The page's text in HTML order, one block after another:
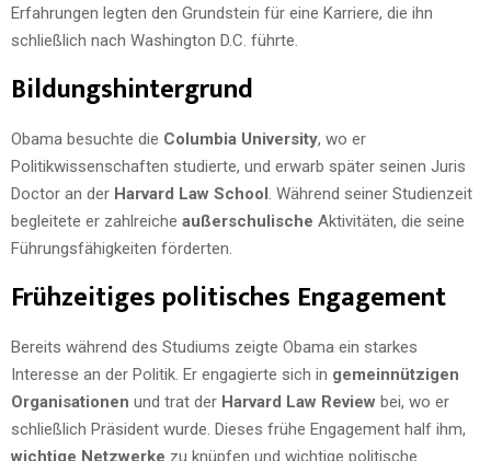
Erfahrungen legten den Grundstein für eine Karriere, die ihn
schließlich nach Washington D.C. führte.
Bildungshintergrund
Obama besuchte die Columbia University, wo er
Politikwissenschaften studierte, und erwarb später seinen Juris
Doctor an der Harvard Law School . Während seiner Studienzeit
begleitete er zahlreiche außerschulische Aktivitäten, die seine
Führungsfähigkeiten förderten.
Frühzeitiges politisches Engagement
Bereits während des Studiums zeigte Obama ein starkes
Interesse an der Politik. Er engagierte sich in gemeinnützigen
Organisationen und trat der Harvard Law Review bei, wo er
schließlich Präsident wurde. Dieses frühe Engagement half ihm,
wichtige Netzwerke zu knüpfen und wichtige politische